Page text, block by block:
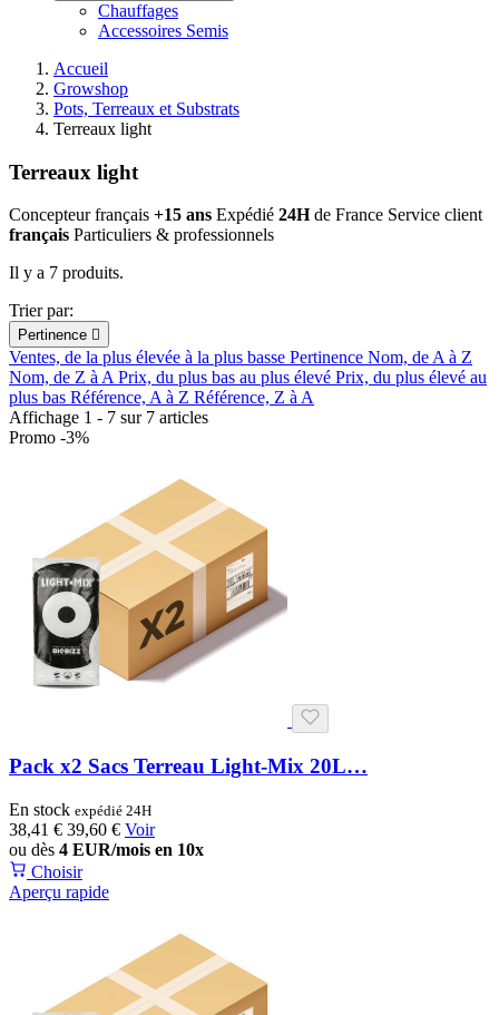
Chauffages
Accessoires Semis
Accueil
Growshop
Pots, Terreaux et Substrats
Terreaux light
Terreaux light
Concepteur français +15 ans Expédié 24Hde France Service client
français Particuliers & professionnels
Il y a 7 produits.
Trier par:
Pertinence 
Ventes, de la plus élevée à la plus basse Pertinence Nom, de A à Z
Nom, de Z à APrix, du plus bas au plus élevé Prix, du plus élevé au
plus bas Référence, A à Z Référence, Z à A
Affichage 1 - 7 sur 7 articles
Promo -3%
Pack x2 Sacs Terreau Light-Mix 20L…
En stock expédié 24H
38,41 € 39,60 € Voir
ou dès 4 EUR/mois en 10x
Choisir
Aperçu rapide